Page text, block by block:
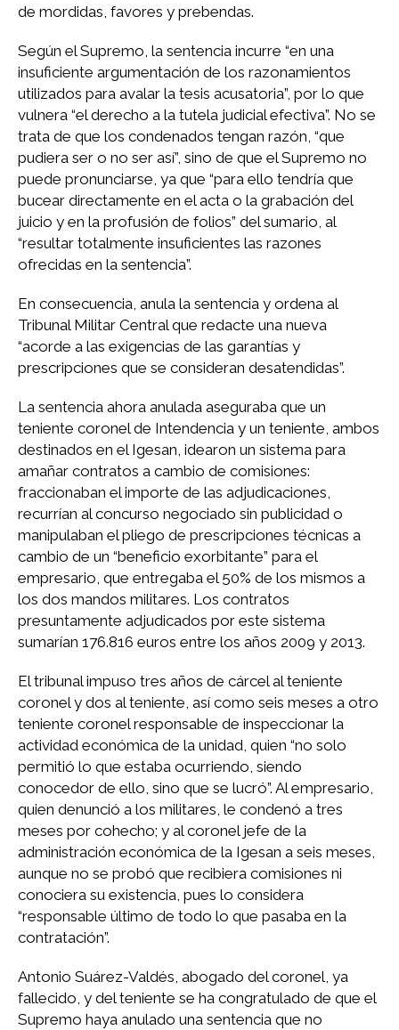
de mordidas, favores y prebendas.
Según el Supremo, la sentencia incurre “en una
insuficiente argumentación de los razonamientos
utilizados para avalar la tesis acusatoria”, por lo que
vulnera “el derecho a la tutela judicial efectiva”. No se
trata de que los condenados tengan razón, “que
pudiera ser o no ser así”, sino de que el Supremo no
puede pronunciarse, ya que “para ello tendría que
bucear directamente en el acta o la grabación del
juicio y en la profusión de folios” del sumario, al
“resultar totalmente insuficientes las razones
ofrecidas en la sentencia”.
En consecuencia, anula la sentencia y ordena al
Tribunal Militar Central que redacte una nueva
“acorde a las exigencias de las garantías y
prescripciones que se consideran desatendidas”.
La sentencia ahora anulada aseguraba que un
teniente coronel de Intendencia y un teniente, ambos
destinados en el Igesan, idearon un sistema para
amañar contratos a cambio de comisiones:
fraccionaban el importe de las adjudicaciones,
recurrían al concurso negociado sin publicidad o
manipulaban el pliego de prescripciones técnicas a
cambio de un “beneficio exorbitante” para el
empresario, que entregaba el 50% de los mismos a
los dos mandos militares. Los contratos
presuntamente adjudicados por este sistema
sumarían 176.816 euros entre los años 2009 y 2013.
El tribunal impuso tres años de cárcel al teniente
coronel y dos al teniente, así como seis meses a otro
teniente coronel responsable de inspeccionar la
actividad económica de la unidad, quien “no solo
permitió lo que estaba ocurriendo, siendo
conocedor de ello, sino que se lucró”. Al empresario,
quien denunció a los militares, le condenó a tres
meses por cohecho; y al coronel jefe de la
administración económica de la Igesan a seis meses,
aunque no se probó que recibiera comisiones ni
conociera su existencia, pues lo considera
“responsable último de todo lo que pasaba en la
contratación”.
Antonio Suárez-Valdés, abogado del coronel, ya
fallecido, y del teniente se ha congratulado de que el
Supremo haya anulado una sentencia que no